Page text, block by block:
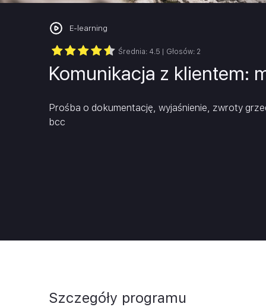
Project Management
Sprzedaż i negocjacje
E-learning
Średnia: 4.5 | Głosów: 2
Komunikacja z klientem:
Prośba o dokumentację, wyjaśnienie, zwroty
bcc
Szczegóły programu